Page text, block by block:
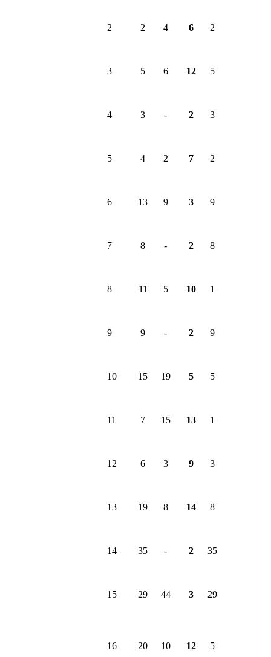
2 2 4 6 2
3 5 6 12 5
4 3 - 2 3
5 4 2 7 2
6 13 9 3 9
7 8 - 2 8
8 11 5 10 1
9 9 - 2 9
10 15 19 5 5
11 7 15 13 1
12 6 3 9 3
13 19 8 14 8
14 35 - 2 35
15 29 44 3 29
16 20 10 12 5